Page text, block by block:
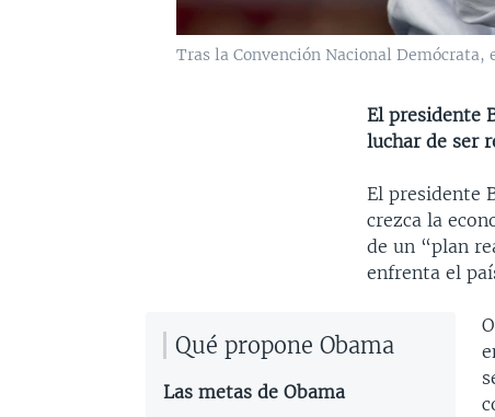
Tras la Convención Nacional Demócrata,
El presidente
luchar de ser
El presidente
crezca la
de un “plan
enfrenta el
Qué propone Obama
Las metas de Obama